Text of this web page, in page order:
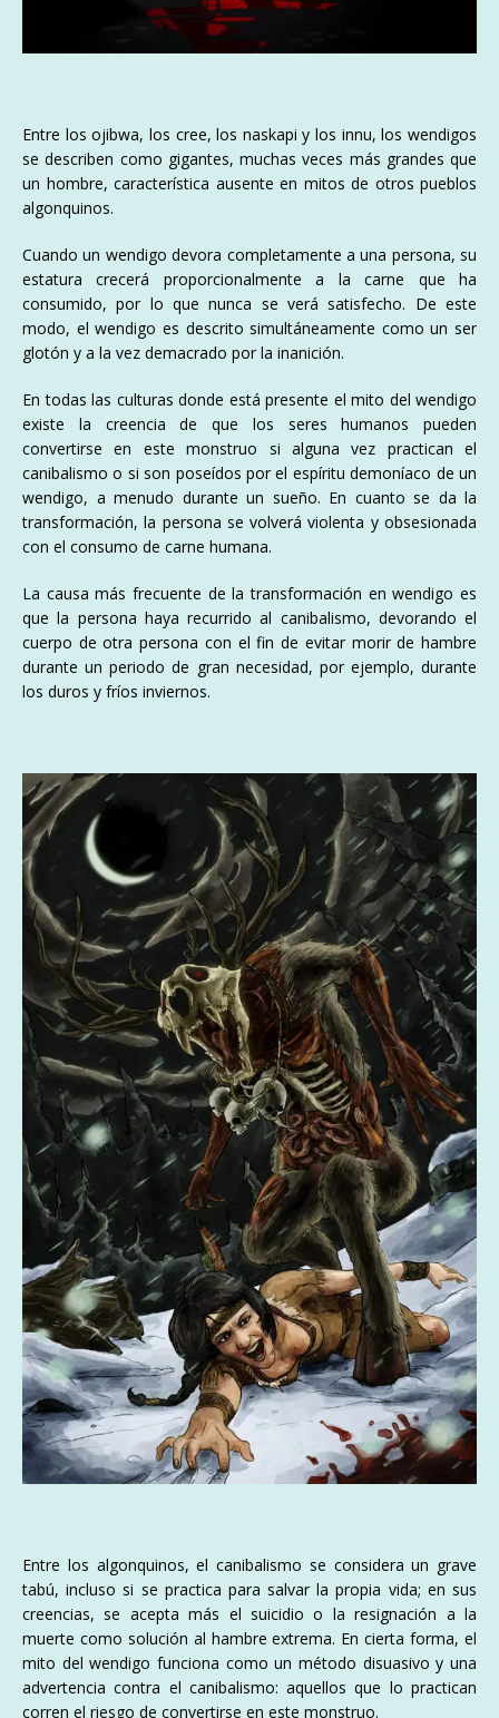
Entre los ojibwa, los cree, los naskapi y los innu, los wendigos
se describen como gigantes, muchas veces más grandes que
un hombre, característica ausente en mitos de otros pueblos
algonquinos.
Cuando un wendigo devora completamente a una persona, su
estatura crecerá proporcionalmente a la carne que ha
consumido, por lo que nunca se verá satisfecho. De este
modo, el wendigo es descrito simultáneamente como un ser
glotón y a la vez demacrado por la inanición.
En todas las culturas donde está presente el mito del wendigo
existe la creencia de que los seres humanos pueden
convertirse en este monstruo si alguna vez practican el
canibalismo o si son poseídos por el espíritu demoníaco de un
wendigo, a menudo durante un sueño. En cuanto se da la
transformación, la persona se volverá violenta y obsesionada
con el consumo de carne humana.
La causa más frecuente de la transformación en wendigo es
que la persona haya recurrido al canibalismo, devorando el
cuerpo de otra persona con el fin de evitar morir de hambre
durante un periodo de gran necesidad, por ejemplo, durante
los duros y fríos inviernos.
Entre los algonquinos, el canibalismo se considera un grave
tabú, incluso si se practica para salvar la propia vida; en sus
creencias, se acepta más el suicidio o la resignación a la
muerte como solución al hambre extrema. En cierta forma, el
mito del wendigo funciona como un método disuasivo y una
advertencia contra el canibalismo: aquellos que lo practican
corren el riesgo de convertirse en este monstruo.